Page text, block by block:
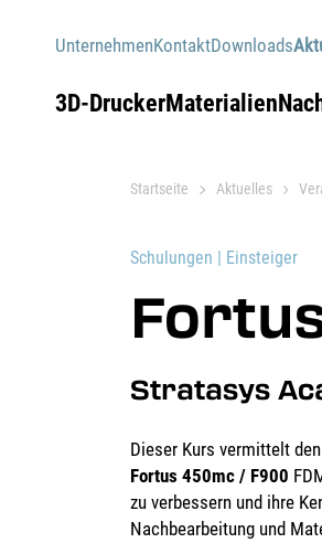
UnternehmenKontaktDownloads
3D-DruckerMaterialien
Startseite Aktuelles
Schulungen | Einsteiger
Stratasys
Dieser Kurs vermittelt
Fortus 450mc / F900
zu verbessern und ihre
Nachbearbeitung und